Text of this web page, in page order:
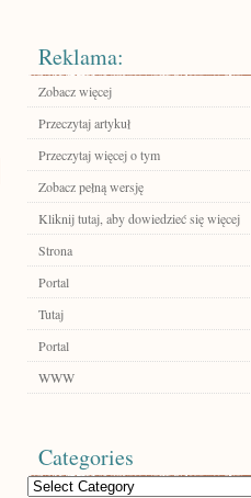
Reklama:
Zobacz więcej
Przeczytaj artykuł
Przeczytaj więcej o tym
Zobacz pełną wersję
Kliknij tutaj, aby dowiedzieć się więcej
Strona
Portal
Tutaj
Portal
WWW
Categories
Categories